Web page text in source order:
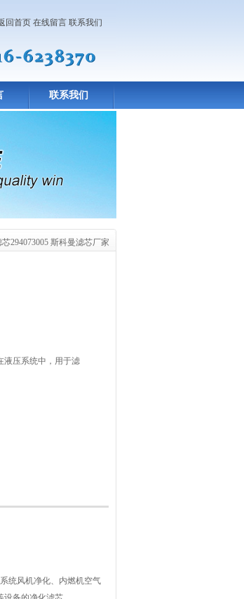
回首页 在线留言 联系我们
联系我们
294073005 斯科曼滤芯厂家
液压系统中，用于滤
统风机净化、内燃机空气